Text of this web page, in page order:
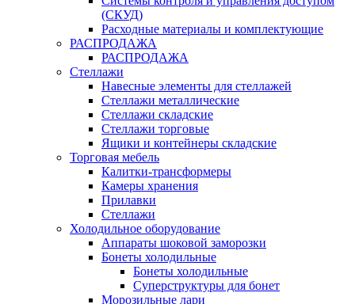
(СКУД)
Расходные материалы и комплектующие
РАСПРОДАЖА
РАСПРОДАЖА
Стеллажи
Навесные элементы для стеллажей
Стеллажи металлические
Стеллажи складские
Стеллажи торговые
Ящики и контейнеры складские
Торговая мебель
Калитки-трансформеры
Камеры хранения
Прилавки
Стеллажи
Холодильное оборудование
Аппараты шоковой заморозки
Бонеты холодильные
Бонеты холодильные
Суперструктуры для бонет
Морозильные лари